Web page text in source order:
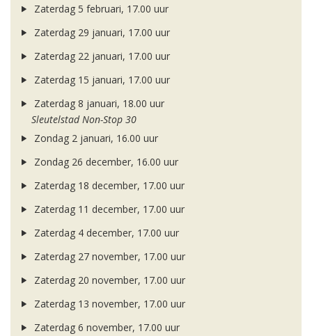
Zaterdag 5 februari, 17.00 uur
Zaterdag 29 januari, 17.00 uur
Zaterdag 22 januari, 17.00 uur
Zaterdag 15 januari, 17.00 uur
Zaterdag 8 januari, 18.00 uur
Sleutelstad Non-Stop 30
Zondag 2 januari, 16.00 uur
Zondag 26 december, 16.00 uur
Zaterdag 18 december, 17.00 uur
Zaterdag 11 december, 17.00 uur
Zaterdag 4 december, 17.00 uur
Zaterdag 27 november, 17.00 uur
Zaterdag 20 november, 17.00 uur
Zaterdag 13 november, 17.00 uur
Zaterdag 6 november, 17.00 uur